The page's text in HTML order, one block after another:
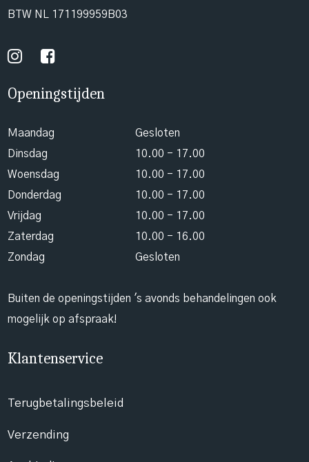
BTW NL 171199959B03
Openingstijden
Maandag
Gesloten
Dinsdag
10.00 - 17.00
Woensdag
10.00 - 17.00
Donderdag
10.00 - 17.00
Vrijdag
10.00 - 17.00
Zaterdag
10.00 - 16.00
Zondag
Gesloten
Buiten de openingstijden 's avonds behandelingen ook
mogelijk op afspraak!
Klantenservice
Terugbetalingsbeleid
Verzending